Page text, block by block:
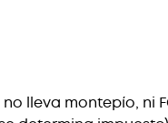
montepío, ni